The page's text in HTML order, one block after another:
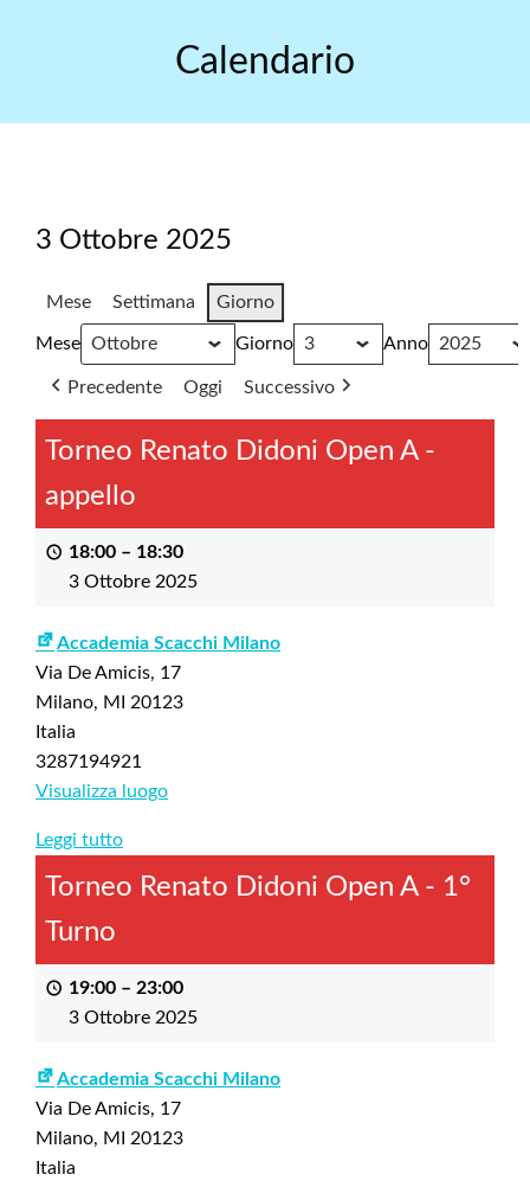
Calendario
3 Ottobre 2025
Mese Settimana Giorno
Mese Giorno Anno
Precedente Oggi Successivo
Torneo Renato Didoni Open A -
appello
18:00 – 18:30
3 Ottobre 2025
Accademia Scacchi Milano
Via De Amicis, 17
Milano, MI
20123
Italia
3287194921
Visualizza luogo
Leggi tutto
Torneo Renato Didoni Open A - 1°
Turno
19:00 – 23:00
3 Ottobre 2025
Accademia Scacchi Milano
Via De Amicis, 17
Milano, MI
20123
Italia